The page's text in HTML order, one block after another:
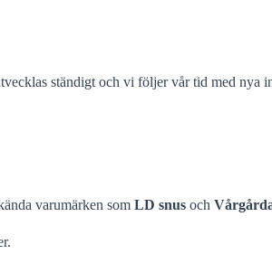
ständigt och vi följer vår tid med nya
varumärken som LD snus och